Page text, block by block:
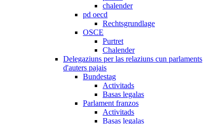
chalender
pd oecd
Rechtsgrundlage
OSCE
Purtret
Chalender
Delegaziuns per las relaziuns cun parlaments
d'auters pajais
Bundestag
Activitads
Basas legalas
Parlament franzos
Activitads
Basas legalas